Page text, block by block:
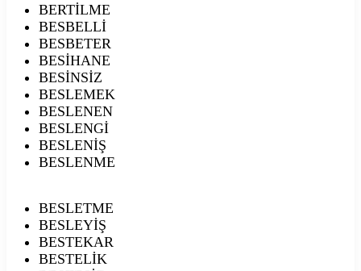
BERTİLME
BESBELLİ
BESBETER
BESİHANE
BESİNSİZ
BESLEMEK
BESLENEN
BESLENGİ
BESLENİŞ
BESLENME
BESLETME
BESLEYİŞ
BESTEKAR
BESTELİK